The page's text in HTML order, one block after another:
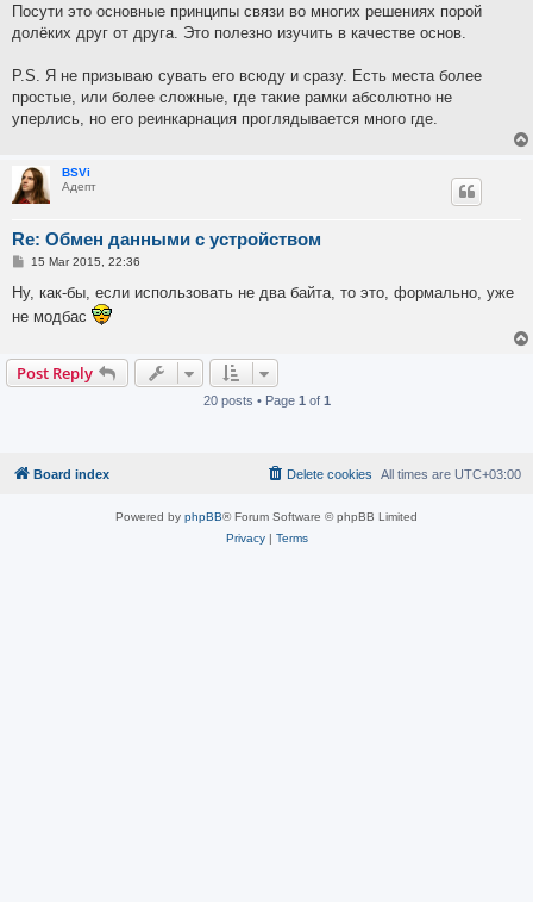
Посути это основные принципы связи во многих решениях порой
долёких друг от друга. Это полезно изучить в качестве основ.
P.S. Я не призываю сувать его всюду и сразу. Есть места более
простые, или более сложные, где такие рамки абсолютно не
уперлись, но его реинкарнация проглядывается много где.
BSVi
Адепт
Re: Обмен данными с устройством
P
s
t
15 Mar 2015, 22:36
Ну, как-бы, если использовать не два байта, то это, формально, уже
не модбас
Post Reply
20 posts • Page 1 of 1
Board index All times are UTC+03:00
Delete cookies
Powered by phpBB® Forum Software © phpBB Limited
Privacy| Terms